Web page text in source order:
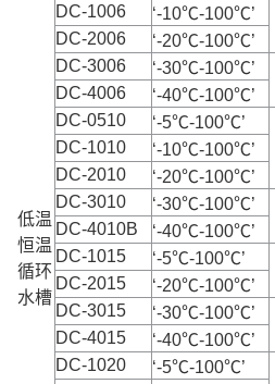
低温
恒温
循环
水槽
DC-1006
‘-10℃-100℃’
DC-2006
‘-20℃-100℃’
DC-3006
‘-30℃-100℃’
DC-4006
‘-40℃-100℃’
DC-0510
‘-5℃-100℃’
DC-1010
‘-10℃-100℃’
DC-2010
‘-20℃-100℃’
DC-3010
‘-30℃-100℃’
DC-4010B
‘-40℃-100℃’
DC-1015
‘-5℃-100℃’
DC-2015
‘-20℃-100℃’
DC-3015 ‘-30℃-100℃’
DC-4015
‘-40℃-100℃’
DC-1020
‘-5℃-100℃’